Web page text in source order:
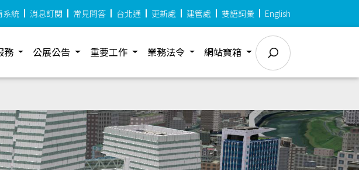
系統 消息訂閱 常見問答 台北通 更新處 建管處 雙語詞彙 English
務 公展公告 重要工作 業務法令 網站寶箱